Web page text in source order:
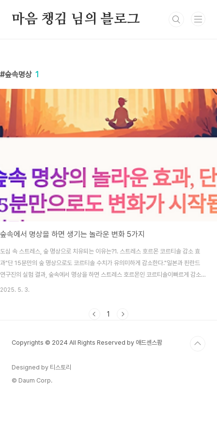
마음 챙김 님의 블로그
숲속명상 1
숲속에서 명상을 하면 생기는 놀라운 변화 5가지
도심 속 스트레스, 숲 명상으로 치유되는 이유는?1. 스트레스 호르몬 코르티솔 감소 효
과"단 15분만의 숲 명상으로도 코르티솔 수치가 유의미하게 감소한다."일본과 핀란드
연구진의 실험 결과, 숲속에서 명상을 하면 스트레스 호르몬인 코르티솔이빠르게 감소
한다는 것이 밝혀졌습니다. 도심에서의 명상보다 훨씬 효과가 높았으며,이완 효과는 평
리(바람, 새소리, 나뭇잎 소리)는 부교감신..
2025. 5. 3.
1
Copyrights © 2024 All Rights Reserved by 애드센스팜
Designed by 티스토리
© Daum Corp.